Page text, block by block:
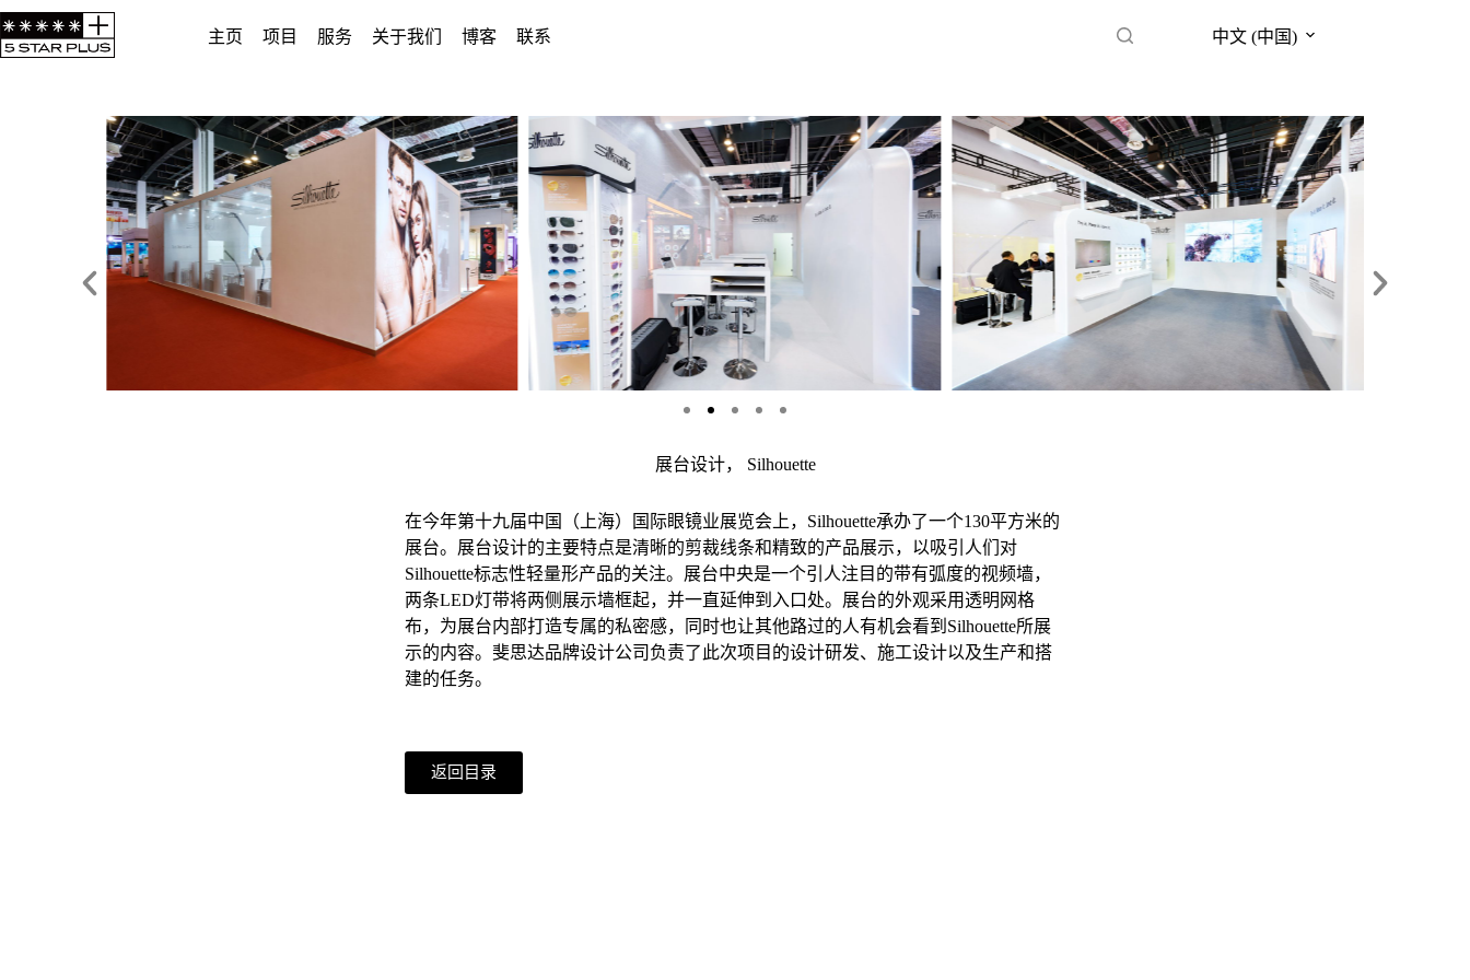
主页 项目 服务 关于我们 博客 联系 中文 (中国)
展台设计， Silhouette
在今年第十九届中国（上海）国际眼镜业展览会上，Silhouette承办了一个130平方米的
展台。展台设计的主要特点是清晰的剪裁线条和精致的产品展示，以吸引人们对
Silhouette标志性轻量形产品的关注。展台中央是一个引人注目的带有弧度的视频墙，
两条LED灯带将两侧展示墙框起，并一直延伸到入口处。展台的外观采用透明网格
布，为展台内部打造专属的私密感，同时也让其他路过的人有机会看到Silhouette所展
示的内容。斐思达品牌设计公司负责了此次项目的设计研发、施工设计以及生产和搭
建的任务。
返回目录